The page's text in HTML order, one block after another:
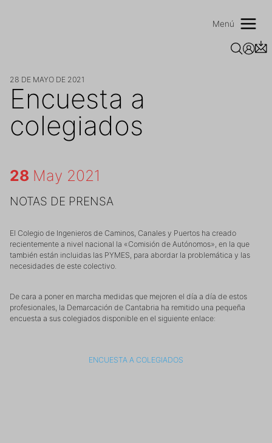
Menú
28 DE MAYO DE 2021
Encuesta a
colegiados
28 May 2021
NOTAS DE PRENSA
El Colegio de Ingenieros de Caminos, Canales y Puertos ha creado
recientemente a nivel nacional la «Comisión de Autónomos», en la que
también están incluidas las PYMES, para abordar la problemática y las
necesidades de este colectivo.
De cara a poner en marcha medidas que mejoren el día a día de estos
profesionales, la Demarcación de Cantabria ha remitido una pequeña
encuesta a sus colegiados disponible en el siguiente enlace:
ENCUESTA A COLEGIADOS